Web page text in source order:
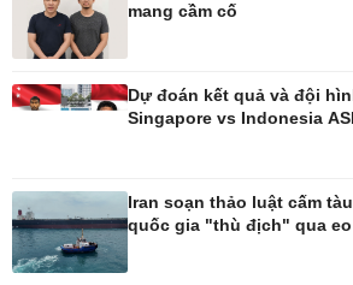
Đời sống
Blog
Văn hóa
Âm
Di sản
mang cầm cố
Dự đoán kết quả và đội
Singapore vs Indonesia
Iran soạn thảo luật cấm
quốc gia "thù địch" qua